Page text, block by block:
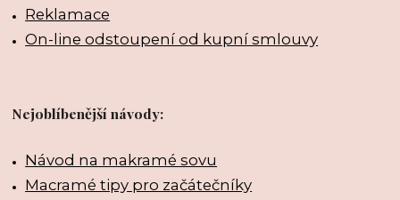
Reklamace
On-line odstoupení od kupní smlouvy
Nejoblíbenější návody:
Návod na makramé sovu
Macramé tipy pro začátečníky